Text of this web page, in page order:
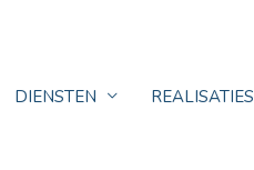
DIENSTEN REALISATIES